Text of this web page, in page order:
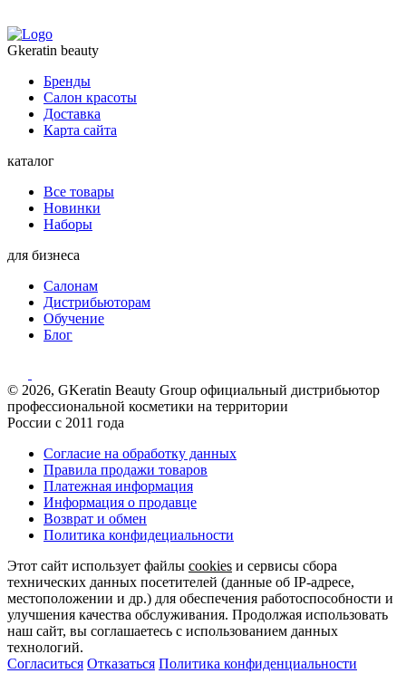
Gkeratin beauty
Бренды
Салон красоты
Доставка
Карта сайта
каталог
Все товары
Новинки
Наборы
для бизнеса
Салонам
Дистрибьюторам
Обучение
Блог
© 2026, GKeratin Beauty Group официальный дистрибьютор
профессиональной косметики на территории
России с 2011 года
Согласие на обработку данных
Правила продажи товаров
Платежная информация
Информация о продавце
Возврат и обмен
Политика конфидециальности
Этот сайт использует файлы cookies и сервисы сбора
технических данных посетителей (данные об IP-адресе,
местоположении и др.) для обеспечения работоспособности и
улучшения качества обслуживания. Продолжая использовать
наш сайт, вы соглашаетесь с использованием данных
технологий.
Согласиться Отказаться Политика конфиденциальности